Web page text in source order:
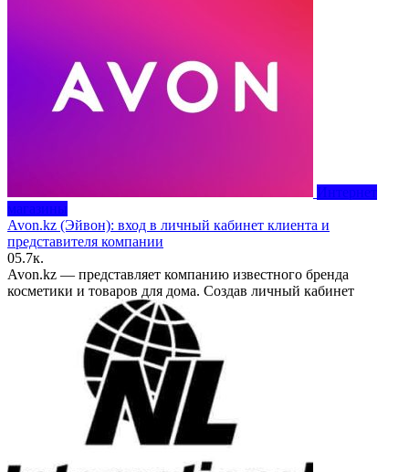
Интернет
магазины
Avon.kz (Эйвон): вход в личный кабинет клиента и
представителя компании
05.7к.
Avon.kz — представляет компанию известного бренда
косметики и товаров для дома. Создав личный кабинет